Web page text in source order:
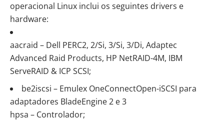
operacional Linux inclui os seguintes drivers e
hardware:
aacraid – Dell PERC2, 2/Si, 3/Si, 3/Di, Adaptec
Advanced Raid Products, HP NetRAID-4M, IBM
ServeRAID & ICP SCSI;
be2iscsi – Emulex OneConnectOpen-iSCSI para
adaptadores BladeEngine 2 e 3
hpsa – Controlador;